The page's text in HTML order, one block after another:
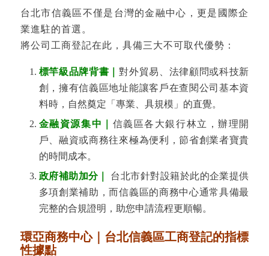
台北市信義區不僅是台灣的金融中心，更是國際企
業進駐的首選。
將公司工商登記在此，具備三大不可取代優勢：
標竿級品牌背書｜對外貿易、法律顧問或科技新
創，擁有信義區地址能讓客戶在查閱公司基本資
料時，自然奠定「專業、具規模」的直覺。
金融資源集中｜ 信義區各大銀行林立，辦理開
戶、融資或商務往來極為便利，節省創業者寶貴
的時間成本。
政府補助加分｜
台北市針對設籍於此的企業提供
多項創業補助，而信義區的商務中心通常具備最
完整的合規證明，助您申請流程更順暢。
環亞商務中心｜台北信義區工商登記的指標
性據點